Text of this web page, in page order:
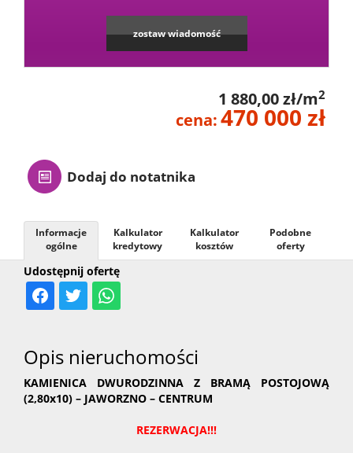
zostaw wiadomość
1 880,00 zł/m2
cena:470 000 zł
Dodaj do notatnika
Udostępnij ofertę
Informacje
ogólne
Kalkulator
kredytowy
Kalkulator
kosztów
Podobne
oferty
Opis nieruchomości
KAMIENICA DWURODZINNA Z BRAMĄ POSTOJOWĄ
(2,80x10) – JAWORZNO – CENTRUM
REZERWACJA!!!